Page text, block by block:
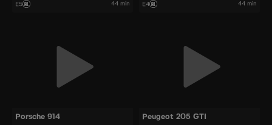
E5 44 min E4 44 min
Porsche 914 Peugeot 205 GTI